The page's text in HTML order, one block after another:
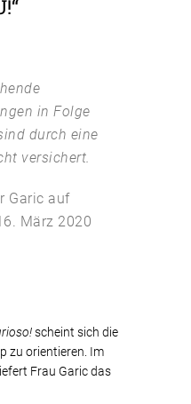
in Folge
durch eine
versichert.
Garic auf
März 2020
scheint sich die
zu orientieren. Im
Frau Garic das